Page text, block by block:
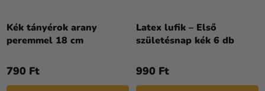
Kék tányérok arany
peremmel 18 cm
790 Ft
Latex lufik – Első
születésnap kék 6 db
990 Ft